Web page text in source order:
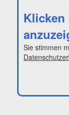
Klicken
Sie stimmen